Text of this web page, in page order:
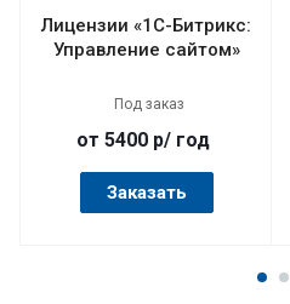
Лицензии «1С-Битрикс:
Управление сайтом»
Под заказ
от 5400 р/ год
Заказать